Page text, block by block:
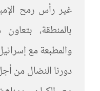
غير رأس رمح
بالمنطقة،
والمطبعة مع
دورنا النضال من